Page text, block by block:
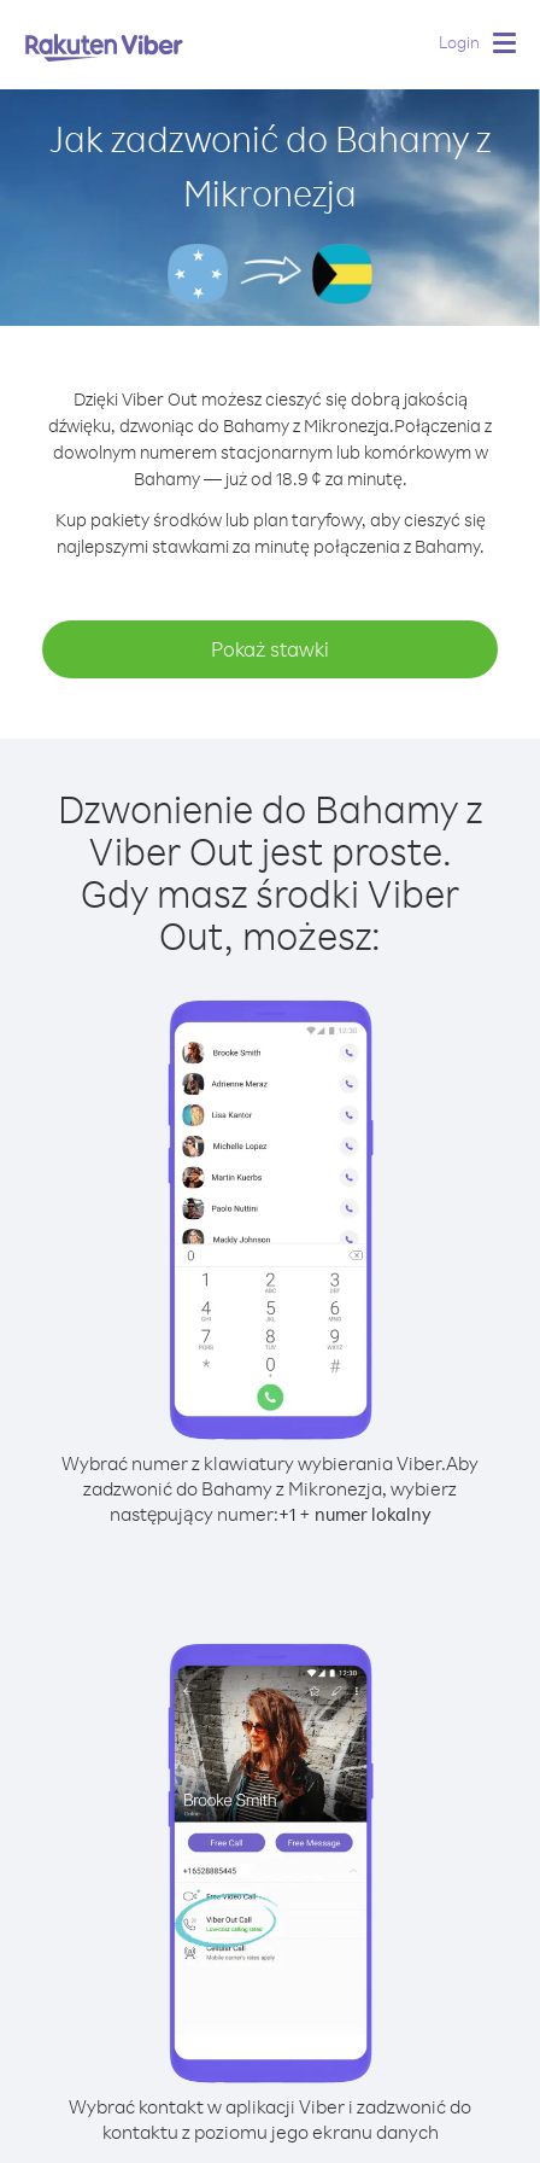
Login
Jak zadzwonić do Bahamy z
Mikronezja
Dzięki Viber Out możesz cieszyć się dobrą jakością
dźwięku, dzwoniąc do Bahamy z Mikronezja.Połączenia z
dowolnym numerem stacjonarnym lub komórkowym w
Bahamy — już od 18.9 ¢ za minutę.
Kup pakiety środków lub plan taryfowy, aby cieszyć się
najlepszymi stawkami za minutę połączenia z Bahamy.
Pokaż stawki
Dzwonienie do Bahamy z
Viber Out jest proste.
Gdy masz środki Viber
Out, możesz:
Wybrać numer z klawiatury wybierania Viber.Aby
zadzwonić do Bahamy z Mikronezja, wybierz
następujący numer:+1+ numer lokalny
Wybrać kontakt w aplikacji Viber i zadzwonić do
kontaktu z poziomu jego ekranu danych